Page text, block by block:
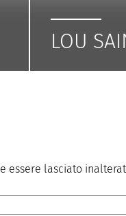
LOU
essere lasciato